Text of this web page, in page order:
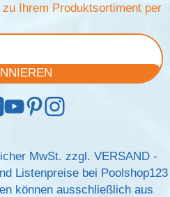
Ihrem Produktsortiment per
MwSt. zzgl. VERSAND -
Listenpreise bei Poolshop123
können ausschließlich aus